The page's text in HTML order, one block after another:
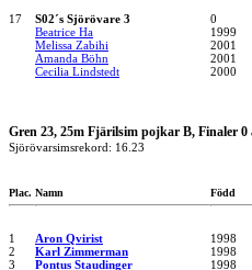
17
S02´s Sjörövare 3 0
Beatrice Ha
1999
Melissa Zabihi
2001
Amanda Böhn
2001
Cecilia Lindstedt
2000
Gren 23, 25m Fjärilsim pojkar B, Finaler 0
Sjörövarsimsrekord: 16.23
Plac. Namn Född
1 Aron Qvirist 1998
2
Karl Zimmerman 1998
3
Pontus Staudinger 1998